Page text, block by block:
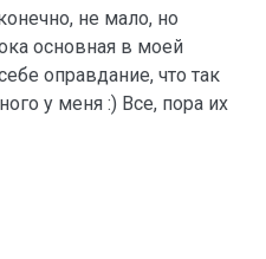
не мало, но
основная в моей
оправдание, что так
у меня :) Все, пора их